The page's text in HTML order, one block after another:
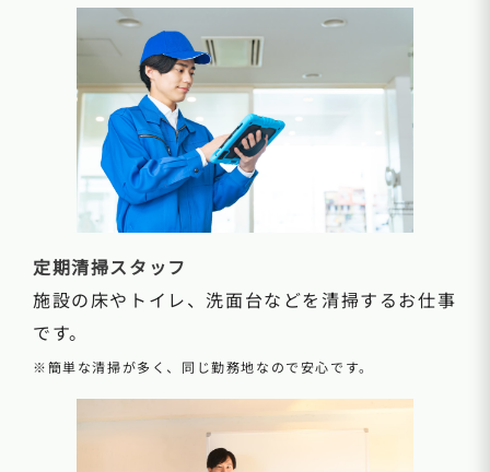
定期清掃スタッフ
施設の床やトイレ、洗面台などを清掃するお仕事
です。
※簡単な清掃が多く、同じ勤務地なので安心です。